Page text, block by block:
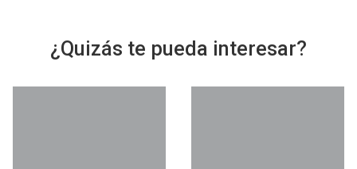
¿Quizás te pueda interesar?